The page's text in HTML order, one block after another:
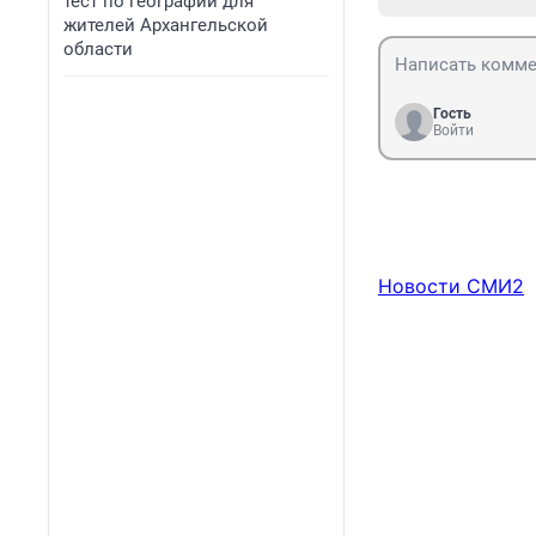
жителей Архангельской
области
Гость
Войти
Новости СМИ2